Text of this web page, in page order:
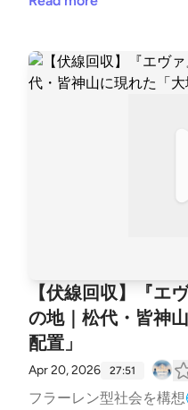
は、この放送にいいね・
ます。 https://stand.fm/
【伏線回収】『エ
の地｜松代・皆神
配置」
Apr 20, 2026 27:51
フラーレン型社会を構